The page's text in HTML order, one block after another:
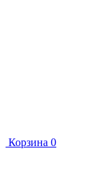
Корзина 0